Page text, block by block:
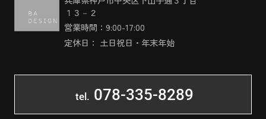
１３－２
営業時間：9:00-17:00
定休日： 土日祝日・年末年始
tel. 078-335-8289